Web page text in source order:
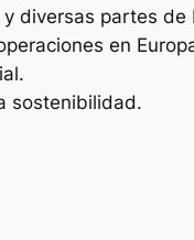
diversas partes de
en
sostenibilidad.